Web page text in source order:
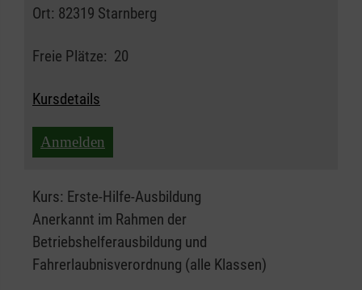
Ort: 82319 Starnberg
Freie Plätze: 20
Kursdetails
Anmelden
Kurs: Erste-Hilfe-Ausbildung
Anerkannt im Rahmen der
Betriebshelferausbildung und
Fahrerlaubnisverordnung (alle Klassen)